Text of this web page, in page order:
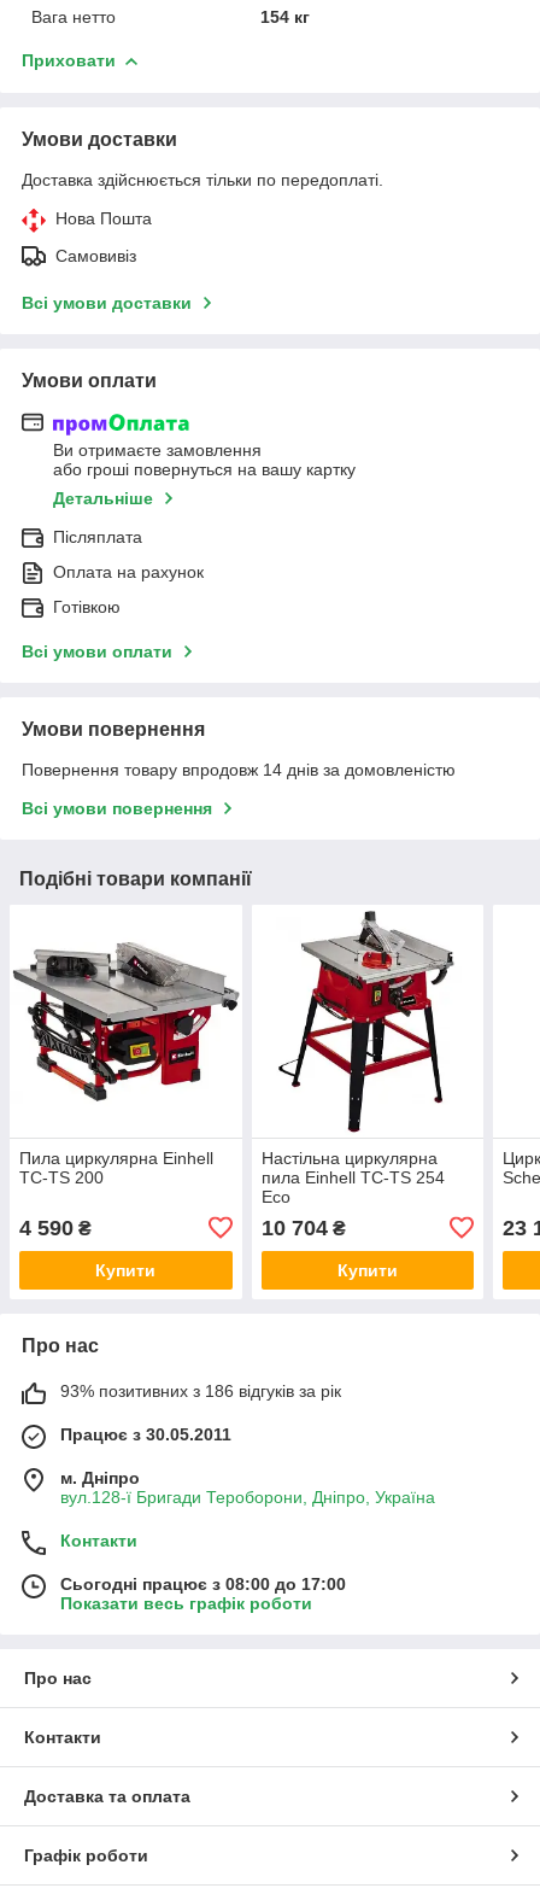
Вага нетто
154 кг
Приховати
Умови доставки
Доставка здійснюється тільки по передоплаті.
Нова Пошта
Самовивіз
Всі умови доставки
Умови оплати
Ви отримаєте замовлення
або гроші повернуться на вашу картку
Детальніше
Післяплата
Оплата на рахунок
Готівкою
Всі умови оплати
Умови повернення
Повернення товару впродовж 14 днів за домовленістю
Всі умови повернення
Подібні товари компанії
Пила циркулярна Einhell
TC-TS 200
4 590 ₴
Купити
Настільна циркулярна
пила Einhell TC-TS 254
Eco
10 704₴
Купити
23
Про нас
93% позитивних з 186 відгуків за рік
Працює з 30.05.2011
м. Дніпро
вул.128-ї Бригади Тероборони, Дніпро, Україна
Контакти
Сьогодні працює з 08:00 до 17:00
Показати весь графік роботи
Про нас
Контакти
Доставка та оплата
Графік роботи